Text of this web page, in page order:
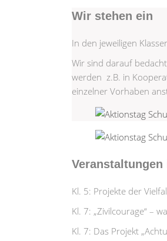
Wir stehen ein
In den jeweiligen
Wir sind darauf
werden z.B. in
einzelner Vorhaben
Kl. 5: Projekte der
Kl. 7: „Zivilcourage“ –
Kl. 7: Das Projekt